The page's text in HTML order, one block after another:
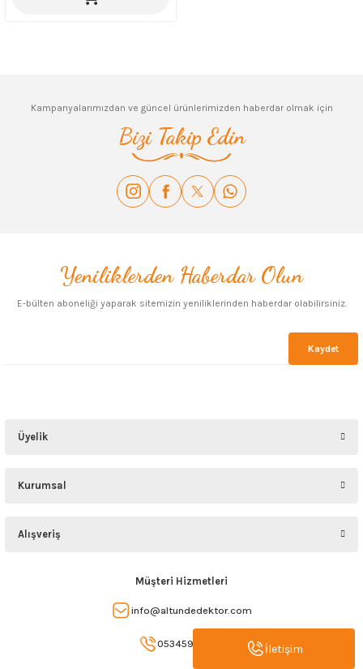
Kampanyalarımızdan ve güncel ürünlerimizden haberdar olmak için
Bizi Takip Edin
Yeniliklerden Haberdar Olun
E-bülten aboneliği yaparak sitemizin yeniliklerinden haberdar olabilirsiniz.
Kaydet
Üyelik
Kurumsal
Alışveriş
Müşteri Hizmetleri
info@altundedektor.com
05345907993 İletişim